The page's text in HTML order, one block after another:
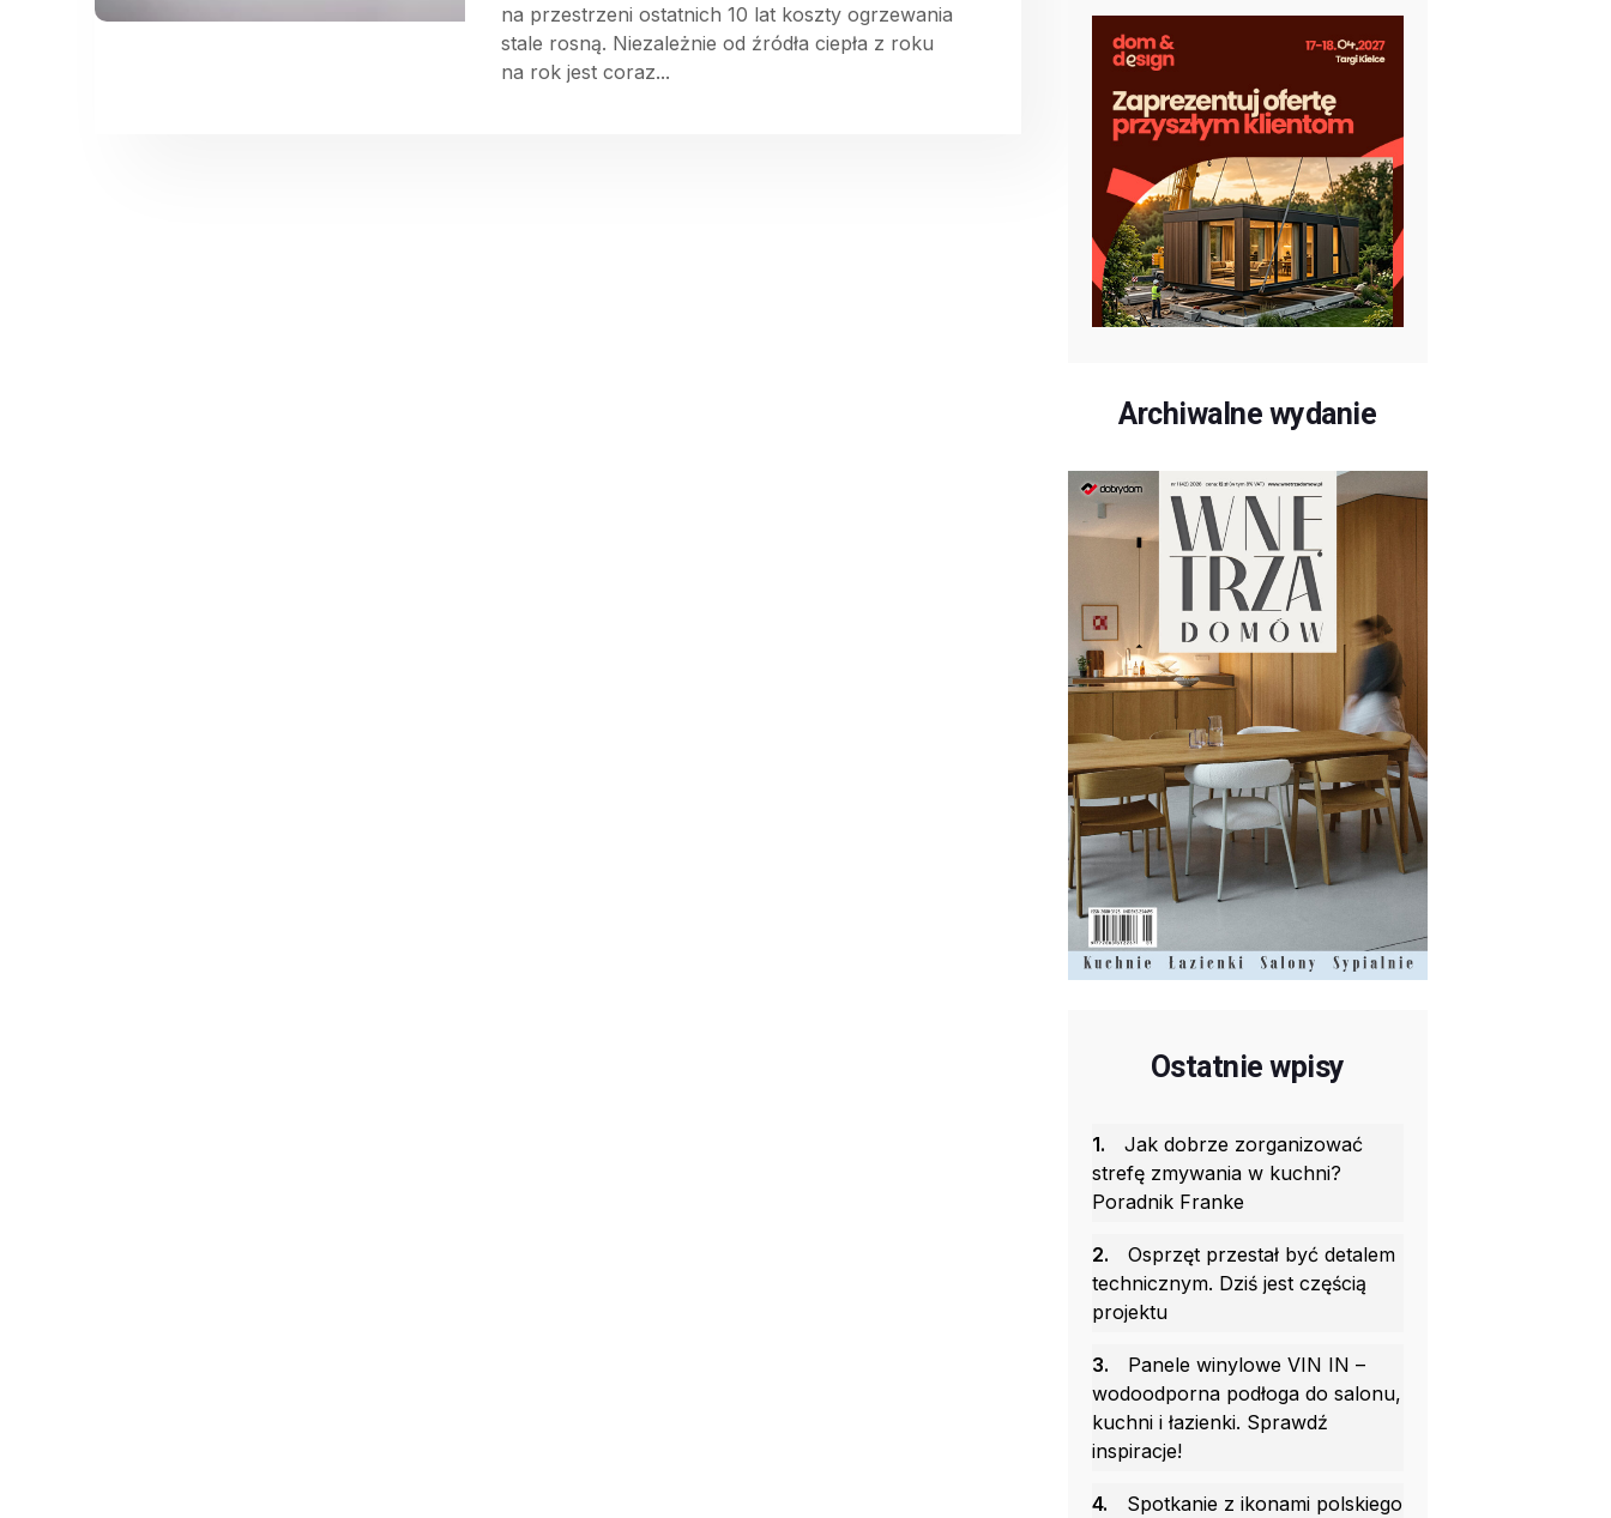
na przestrzeni ostatnich 10 lat koszty ogrzewania
stale rosną. Niezależnie od źródła ciepła z roku
na rok jest coraz...
Archiwalne wydanie
Ostatnie wpisy
1.
Jak dobrze zorganizować
strefę zmywania w kuchni?
Poradnik Franke
2.
Osprzęt przestał być detalem
technicznym. Dziś jest częścią
projektu
3.
Panele winylowe VIN IN –
wodoodporna podłoga do salonu,
kuchni i łazienki. Sprawdź
inspiracje!
4.
Spotkanie z ikonami polskiego